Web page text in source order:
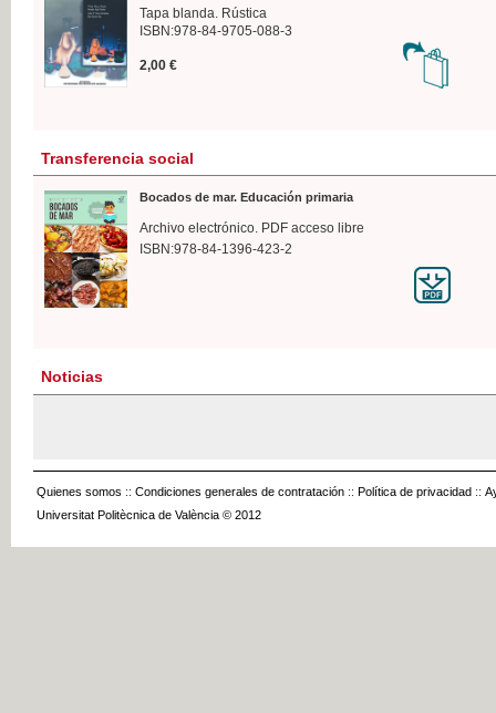
Tapa blanda. Rústica
ISBN:978-84-9705-088-3
2,00 €
Transferencia social
Bocados de mar. Educación primaria
Archivo electrónico. PDF acceso libre
ISBN:978-84-1396-423-2
Noticias
Quienes somos :: Condiciones generales de contratación :: Política de privacidad ::
Universitat Politècnica de València © 2012